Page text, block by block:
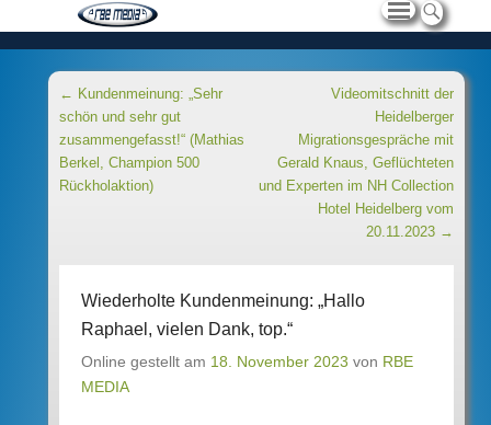
Beitragsnavigation
← Kundenmeinung: „Sehr
schön und sehr gut
zusammengefasst!“ (Mathias
Berkel, Champion 500
Rückholaktion)
Videomitschnitt der
Heidelberger
Migrationsgespräche mit
Gerald Knaus, Geflüchteten
und Experten im NH Collection
Hotel Heidelberg vom
20.11.2023 →
Wiederholte Kundenmeinung: „Hallo
Raphael, vielen Dank, top.“
Online gestellt am 18. November 2023 von RBE
MEDIA